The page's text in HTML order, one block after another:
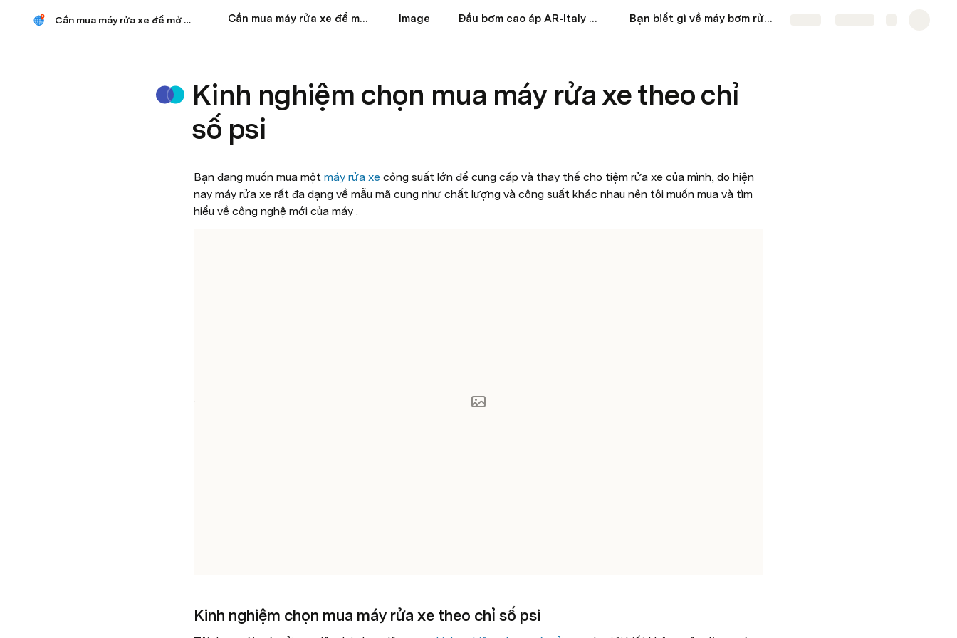
Cần mua máy rửa xe để mở tiệm Cần mua máy rửa xe để mở tiệm Image Đầu bơm cao áp AR-Italy RR 18.16C+U - Kiểu lắp mặt bích Bạn biết gì về máy bơm rửa xe tăng áp lực nước
Kinh nghiệm chọn mua máy rửa xe theo chỉ
số psi
Bạn đang muốn mua một máy rửa xe công suất lớn để cung cấp và thay thế cho tiệm rửa xe của mình, do hiện
nay máy rửa xe rất đa dạng về mẫu mã cung như chất lượng và công suất khác nhau nên tôi muốn mua và tìm
hiểu về công nghệ mới của máy .
Kinh nghiệm chọn mua máy rửa xe theo chỉ số psi